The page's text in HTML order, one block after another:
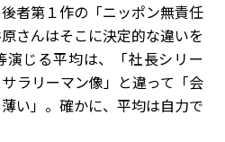
者第１作の「ニッポン無責任
さんはそこに決定的な違いを
演じる平均は、「社長シリー
ラリーマン像」と違って「会
い」。確かに、平均は自力で